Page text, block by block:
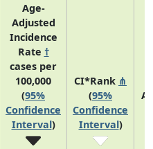
Age-
Adjusted
Incidence
Rate †
cases per
100,000
(95%
Confidence
Interval)
CI*Rank ⋔
(95%
Confidence
Interval)